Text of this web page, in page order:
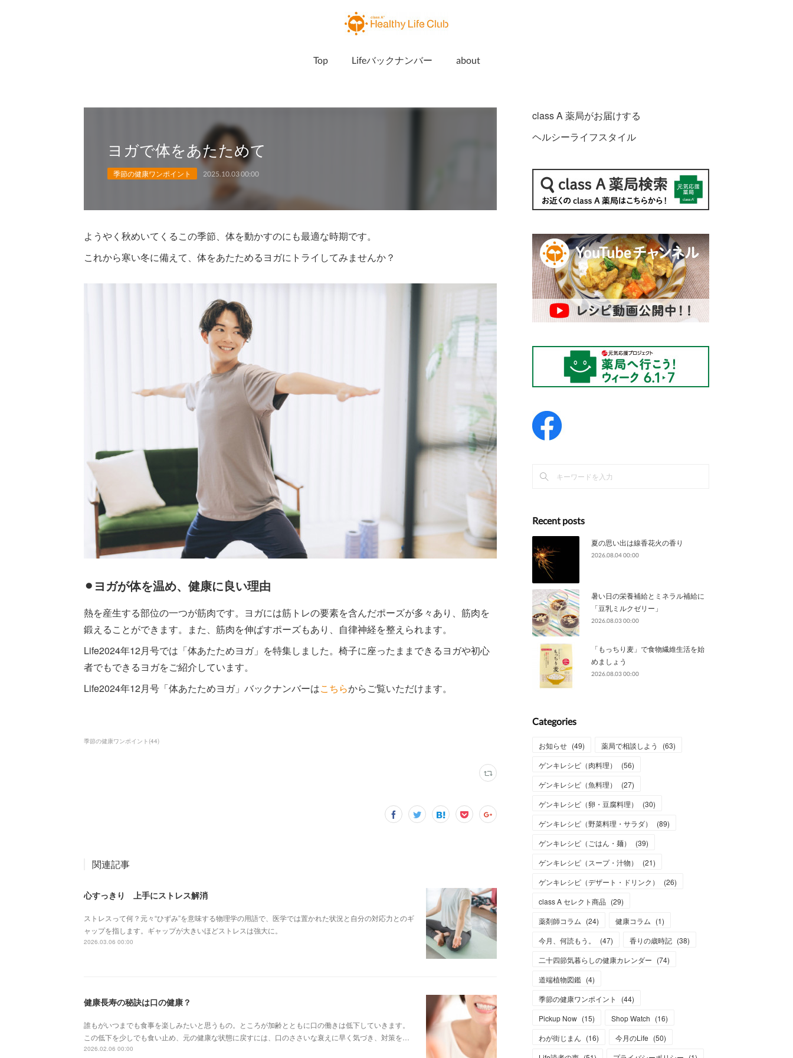
Top Lifeバックナンバー about
ヨガで体をあたためて
季節の健康ワンポイント 2025.10.03 00:00
ようやく秋めいてくるこの季節、体を動かすのにも最適な時期です。
これから寒い冬に備えて、体をあたためるヨガにトライしてみませんか？
⚫︎ヨガが体を温め、健康に良い理由
熱を産生する部位の一つが筋肉です。ヨガには筋トレの要素を含んだポーズが多々あり、筋肉を
鍛えることができます。また、筋肉を伸ばすポーズもあり、自律神経を整えられます。
Life2024年12月号では「体あたためヨガ」を特集しました。椅子に座ったままできるヨガや初心
者でもできるヨガをご紹介しています。
Life2024年12月号「体あたためヨガ」バックナンバーはこちらからご覧いただけます。
季節の健康ワンポイント (44)
関連記事
心すっきり 上手にストレス解消
ストレスって何？元々“ひずみ”を意味する物理学の用語で、医学では置かれた状況と自分の対応力とのギ
ャップを指します。ギャップが大きいほどストレスは強大に。
2026.03.06 00:00
健康長寿の秘訣は口の健康？
誰もがいつまでも食事を楽しみたいと思うもの。ところが加齢とともに口の働きは低下していきます。
この低下を少しでも食い止め、元の健康な状態に戻すには、口のささいな衰えに早く気づき、対策を…
2026.02.06 00:00
class A 薬局がお届けする
ヘルシーライフスタイル
Recent posts
夏の思い出は線香花火の香り
2026.08.04 00:00
暑い日の栄養補給とミネラル補給に
「豆乳ミルクゼリー」
2026.08.03 00:00
「もっちり麦」で食物繊維生活を始
めましょう
2026.08.03 00:00
Categories
お知らせ (49) 薬局で相談しよう (63)
ゲンキレシピ（肉料理）
(56)
ゲンキレシピ（魚料理）
(27)
ゲンキレシピ（卵・豆腐料理）
(30)
ゲンキレシピ（野菜料理・サラダ）
(89)
ゲンキレシピ（ごはん・麺）
(39)
ゲンキレシピ（スープ・汁物）
(21)
ゲンキレシピ（デザート・ドリンク）
(26)
class A セレクト商品 (29)
薬剤師コラム (24) 健康コラム (1)
今月、何読もう。
(47) 香りの歳時記 (38)
二十四節気暮らしの健康カレンダー (74)
道端植物図鑑 (4)
季節の健康ワンポイント
(44)
Pickup Now (15) Shop Watch (16)
わが街じまん (16) 今月のLife (50)